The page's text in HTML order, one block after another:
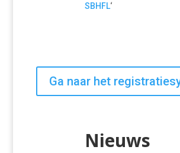
SBHFL‘
Ga naar het
Nieuws